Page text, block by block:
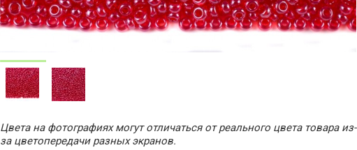
Цвета на фотографиях могут отличаться от реального цвета товара из-
за цветопередачи разных экранов.